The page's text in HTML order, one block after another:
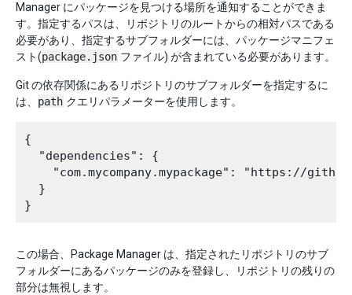
Manager にパッケージを見つける場所を通知することができま
す。指定するパスは、リポジトリのルートからの相対パスである
必要があり、指定するサブフォルダーには、パッケージマニフェ
スト(package.json ファイル) が含まれている必要があります。
Git の依存関係にあるリポジトリのサブフォルダーを指定するに
は、 path クエリパラメーターを使用します。
{
  "dependencies": {
"com.mycompany.mypackage": "https://
  }
この場合、Package Manager は、指定されたリポジトリのサブ
フォルダーにあるパッケージのみを登録し、リポジトリの残りの
部分は無視します。